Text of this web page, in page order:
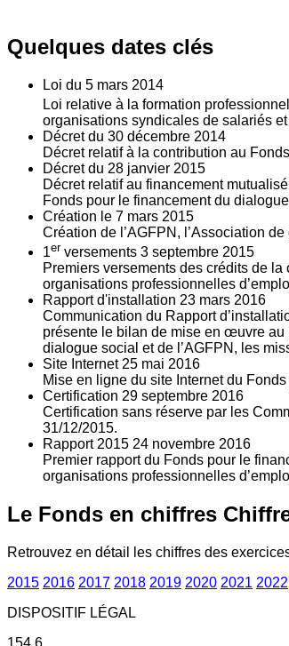
Quelques dates clés
Loi du 5 mars 2014
Loi relative à la formation
organisations syndicales de salariés
Décret du 30 décembre 2014
Décret relatif à la contribution au
Décret du 28 janvier 2015
Décret relatif au financement
Fonds pour le financement du
Création le 7 mars 2015
Création de l’AGFPN, l’Association
1er versements 3 septembre 2015
Premiers versements des crédits de
organisations professionnelles
Rapport d'installation 23 mars 2016
Communication du Rapport
présente le bilan de mise en œuvre au
dialogue social et de l’AGFPN, les
Site Internet 25 mai 2016
Mise en ligne du site Internet du
Certification 29 septembre 2016
Certification sans réserve par les
31/12/2015.
Rapport 2015 24 novembre 2016
Premier rapport du Fonds pour le
organisations professionnelles
Le Fonds en chiffres
Retrouvez en détail les chiffres des
2015 2016 2017 2018 2019 2020 2021 2022
DISPOSITIF LÉGAL